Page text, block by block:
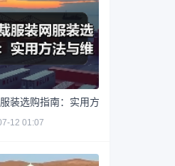
装选购指南：实用方法与维护技巧
12 01:07